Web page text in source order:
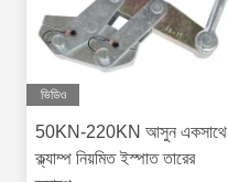
ভিডিও
50KN-220KN আসুন একসাথে
ক্ল্যাম্প নিয়মিত ইস্পাত তারের